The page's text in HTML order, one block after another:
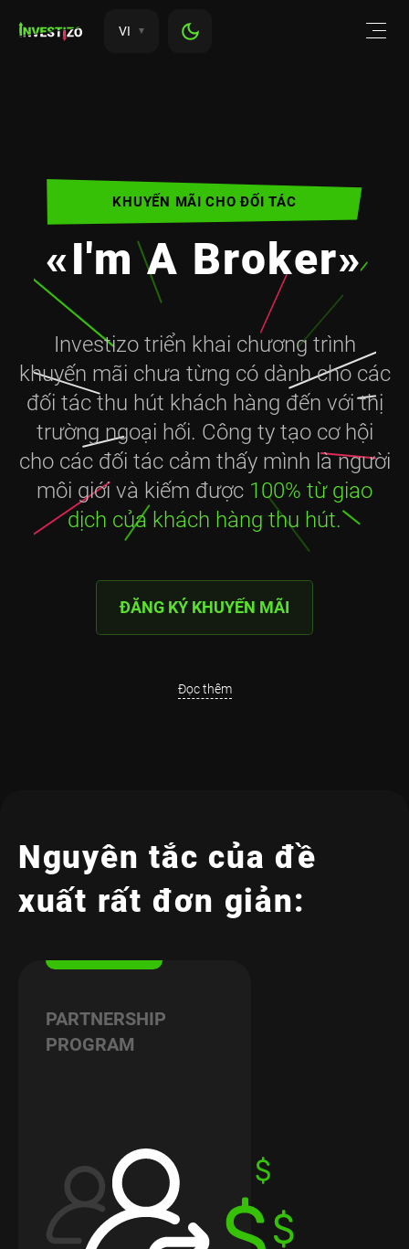
VI
KHUYẾN MÃI CHO ĐỐI TÁC
«I'm A Broker»
Investizo triển khai chương trình
khuyến mãi chưa từng có dành cho các
đối tác thu hút khách hàng đến với thị
trường ngoại hối. Công ty tạo cơ hội
cho các đối tác cảm thấy mình là người
môi giới và kiếm được 100% từ giao
dịch của khách hàng thu hút.
ĐĂNG KÝ KHUYẾN MÃI
Đọc thêm
Nguyên tắc của đề
xuất rất đơn giản:
PARTNERSHIP
PROGRAM